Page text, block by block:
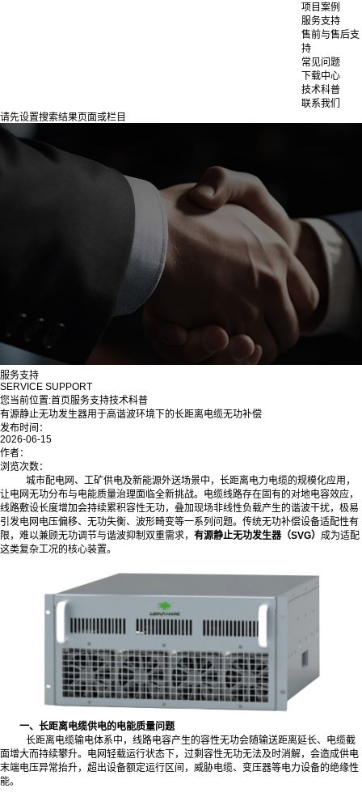
项目案例
服务支持
售前与售后支
持
常见问题
下载中心
技术科普
联系我们
请先设置搜索结果页面或栏目
服务支持
SERVICE SUPPORT
您当前位置:首页服务支持技术科普
有源静止无功发生器用于高谐波环境下的长距离电缆无功补偿
发布时间：
2026-06-15
作者：
浏览次数：
城市配电网、工矿供电及新能源外送场景中，长距离电力电缆的规模化应用，
让电网无功分布与电能质量治理面临全新挑战。电缆线路存在固有的对地电容效应，
线路敷设长度增加会持续累积容性无功，叠加现场非线性负载产生的谐波干扰，极易
引发电网电压偏移、无功失衡、波形畸变等一系列问题。传统无功补偿设备适配性有
限，难以兼顾无功调节与谐波抑制双重需求， 有源静止无功发生器（SVG） 成为适配
这类复杂工况的核心装置。
一、长距离电缆供电的电能质量问题
长距离电缆输电体系中，线路电容产生的容性无功会随输送距离延长、电缆截
面增大而持续攀升。电网轻载运行状态下，过剩容性无功无法及时消解，会造成供电
末端电压异常抬升，超出设备额定运行区间，威胁电缆、变压器等电力设备的绝缘性
能。